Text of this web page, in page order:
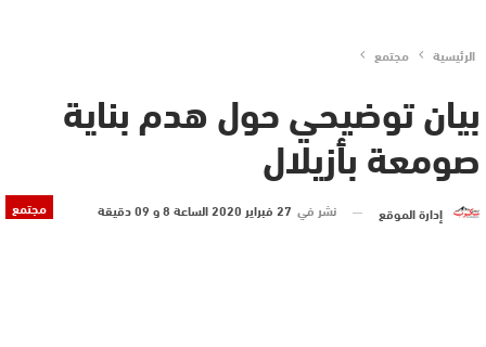
الرئيسية مجتمع
بيان توضيحي حول هدم بناية
صومعة بأزيلال
مجتمع إدارة الموقع نشر في 27 فبراير 2020 الساعة 8 و 09 دقيقة